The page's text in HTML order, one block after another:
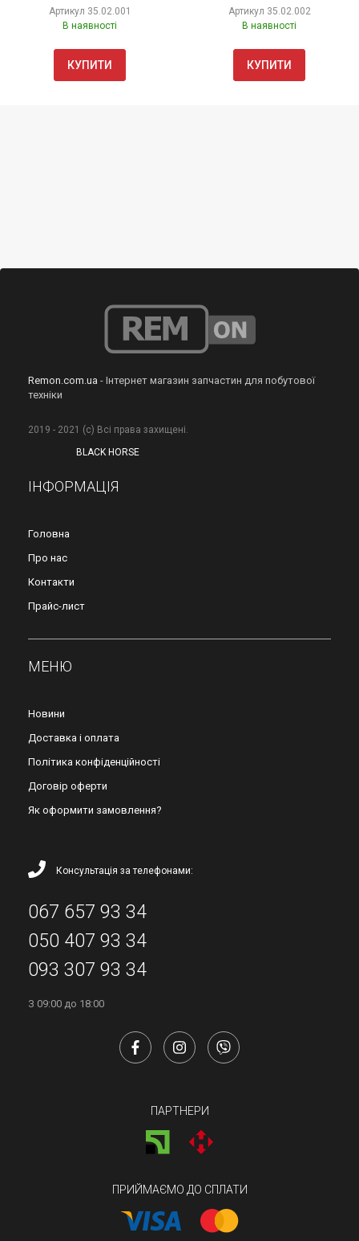
Артикул 35.02.001
В наявності
КУПИТИ
Артикул 35.02.002
В наявності
КУПИТИ
Remon.com.ua - Інтернет магазин запчастин для побутової
техніки
2019 - 2021 (с) Всі права захищені.
BLACK HORSE
ІНФОРМАЦІЯ
Головна
Про нас
Контакти
Прайс-лист
МЕНЮ
Новини
Доставка і оплата
Політика конфіденційності
Договір оферти
Як оформити замовлення?
Консультація за телефонами:
067 657 93 34
050 407 93 34
093 307 93 34
З 09:00 до 18:00
ПАРТНЕРИ
ПРИЙМАЄМО ДО СПЛАТИ